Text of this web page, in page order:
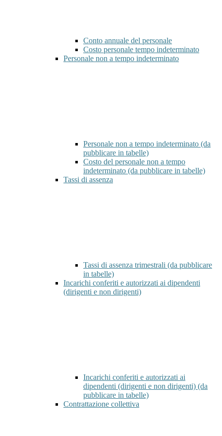
Conto annuale del personale
Costo personale tempo indeterminato
Personale non a tempo indeterminato
Personale non a tempo indeterminato (da
pubblicare in tabelle)
Costo del personale non a tempo
indeterminato (da pubblicare in tabelle)
Tassi di assenza
Tassi di assenza trimestrali (da pubblicare
in tabelle)
Incarichi conferiti e autorizzati ai dipendenti
(dirigenti e non dirigenti)
Incarichi conferiti e autorizzati ai
dipendenti (dirigenti e non dirigenti) (da
pubblicare in tabelle)
Contrattazione collettiva